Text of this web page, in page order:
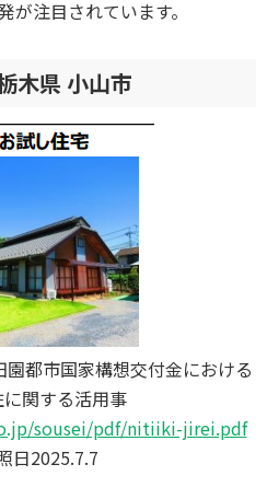
注目されています。
木県 小山市
都市国家構想交付金における
関する活用事
sousei/pdf/nitiiki-jirei.pdf
日2025.7.7